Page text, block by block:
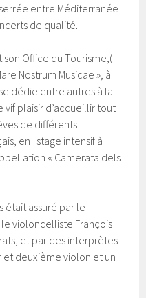
entre Méditerranée
de qualité.
son Office du Tourisme,( –
Nostrum Musicae », à
dédie entre autres à la
plaisir d’accueillir tout
de différents
en stage intensif à
« Camerata dels
était assuré par le
violoncelliste François
et par des interprètes
et deuxième violon et un